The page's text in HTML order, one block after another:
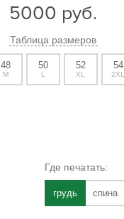
5000 руб.
Таблица размеров
48
M
50
L
52
XL
54
2XL
Где печатать:
грудь спина